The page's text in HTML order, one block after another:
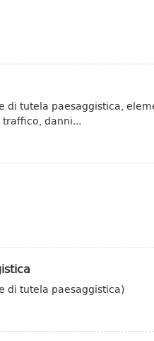
di tutela paesaggistica,
danni...
di tutela paesaggistica)